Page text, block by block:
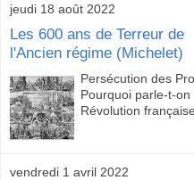
jeudi 18 août 2022
Les 600 ans de Terreur de
l'Ancien régime (Michelet)
Persécution des
Pourquoi parle-t-
Révolution
vendredi 1 avril 2022